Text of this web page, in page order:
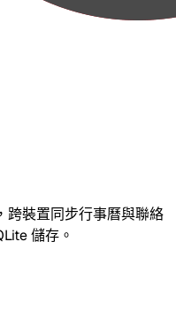
跨裝置同步行事曆與聯絡
儲存。